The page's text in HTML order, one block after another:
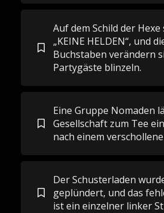
Auf dem Schild der
„KEINE HELDEN“, und
Buchstaben verändern
Partygäste blinzeln.
Eine Gruppe Nomaden
Gesellschaft zum Tee
nach einem
Der Schusterladen
geplündert, und das
ist ein einzelner linker